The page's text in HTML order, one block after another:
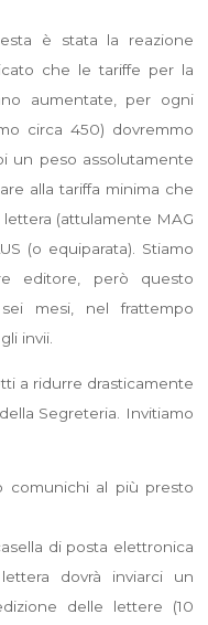
è stata la reazione
che le tariffe per la
aumentate, per ogni
circa 450) dovremmo
un peso assolutamente
alla tariffa minima che
(attulamente MAG
(o equiparata). Stiamo
editore, però questo
mesi, nel frattempo
invii.
a ridurre drasticamente
Segreteria. Invitiamo
comunichi al più presto
di posta elettronica
dovrà inviarci un
delle lettere (10